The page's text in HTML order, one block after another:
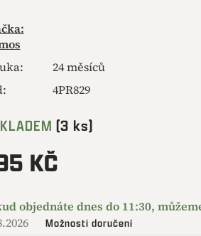
:
24 měsíců
4PR829
(3 ks)
KČ
Možnosti doručení